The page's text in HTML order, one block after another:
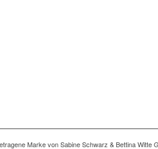
Marke von Sabine Schwarz & Bettina Witte